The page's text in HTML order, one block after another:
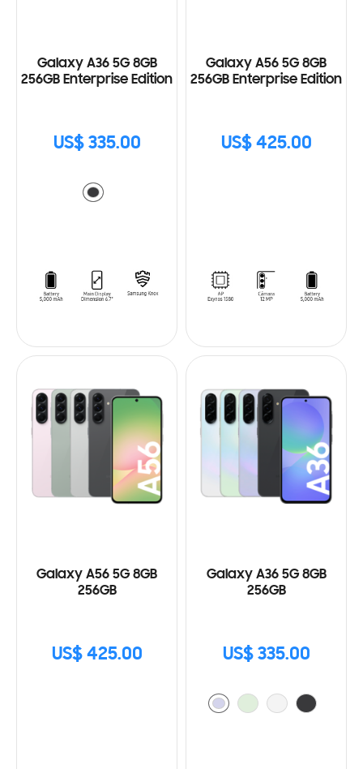
Galaxy A36 5G 8GB
256GB Enterprise Edition
US$ 335.00
Galaxy A56 5G 8GB
256GB Enterprise Edition
US$ 425.00
Galaxy A56 5G 8GB
256GB
US$ 425.00
Galaxy A36 5G 8GB
256GB
US$ 335.00